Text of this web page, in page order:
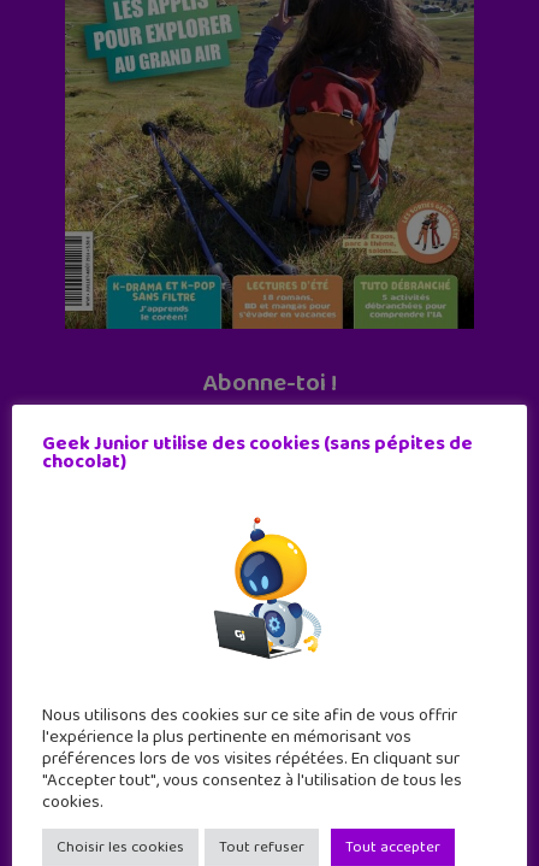
Abonne-toi !
Geek Junior est le premier site de culture numérique
à destination des adolescents.
Geek Junior utilise des cookies (sans pépites de
chocolat)
Nous utilisons des cookies sur ce site afin de vous offrir
l'expérience la plus pertinente en mémorisant vos
préférences lors de vos visites répétées. En cliquant sur
"Accepter tout", vous consentez à l'utilisation de tous les
cookies.
Choisir les cookies Tout refuser Tout accepter